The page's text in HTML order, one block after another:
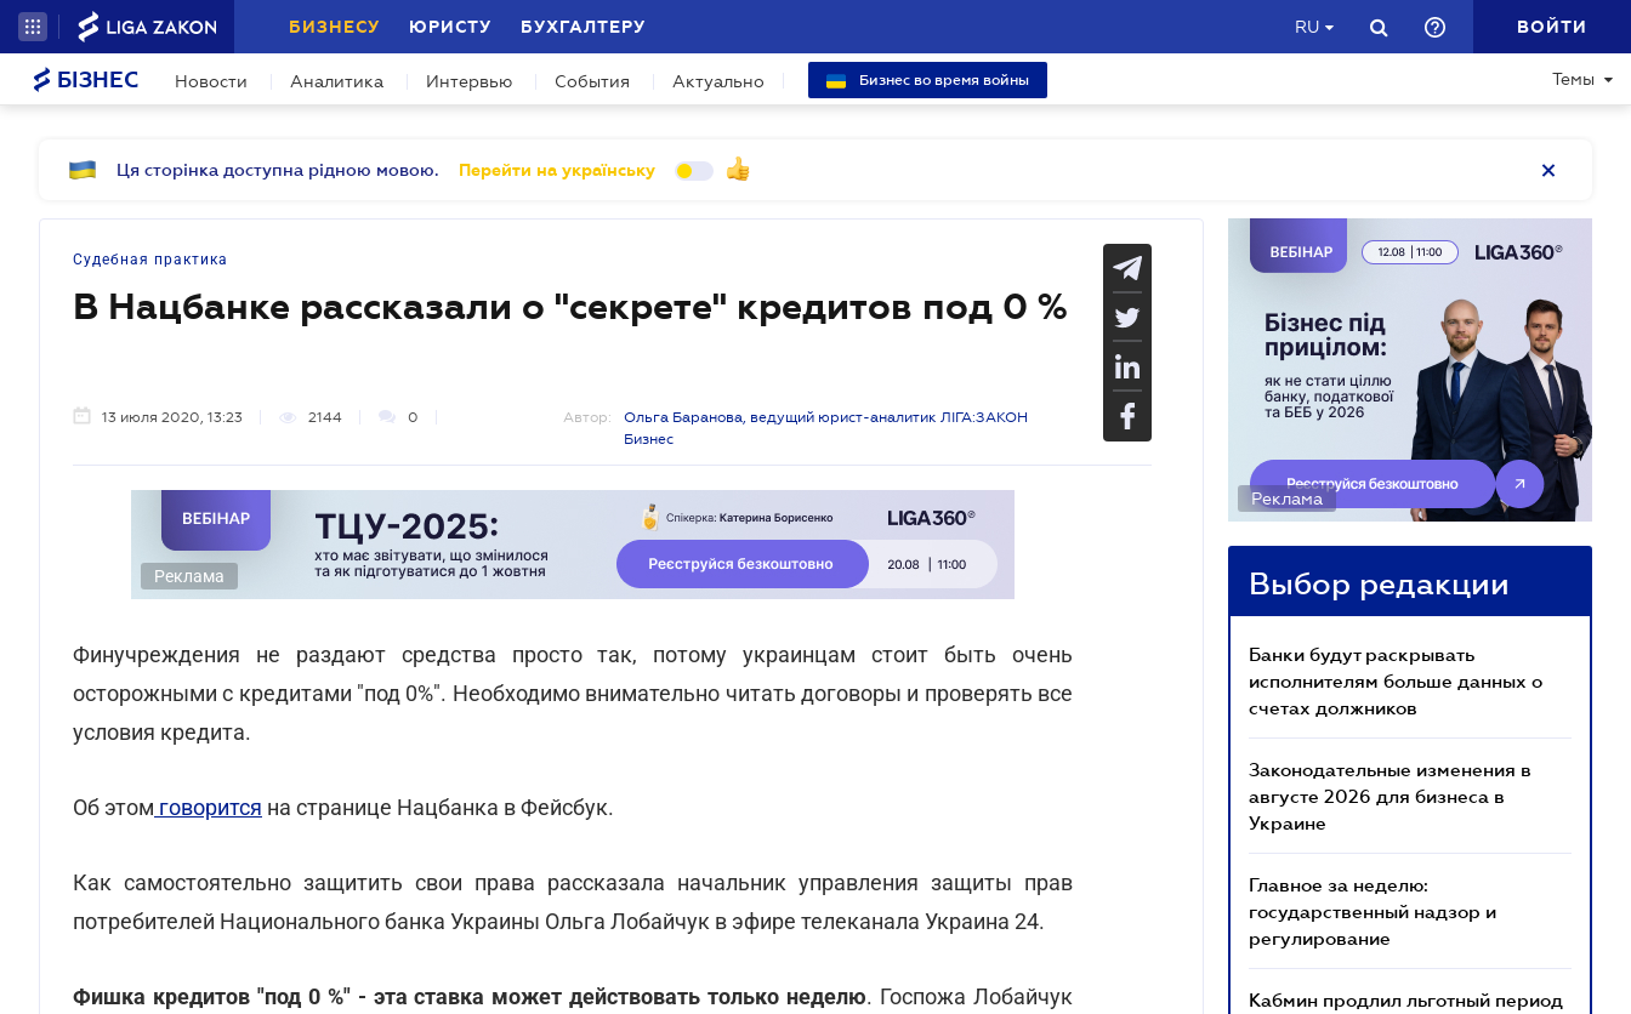
БИЗНЕСУ ЮРИСТУ БУХГАЛТЕРУ RU ВОЙТИ
БІЗНЕС Новости Аналитика Интервью События Актуально Бизнес во время войны Темы
Ця сторінка доступна рідною мовою. Перейти на українську
Судебная практика
В Нацбанке рассказали о "секрете" кредитов под 0 %
13 июля 2020, 13:23 2144 0 Автор:
Ольга Баранова, ведущий юрист-аналитик ЛІГА:ЗАКОН
Бизнес
Реклама
Финучреждения не раздают средства просто так, потому украинцам стоит быть очень
осторожными с кредитами "под 0%". Необходимо внимательно читать договоры и проверять все
условия кредита.
Об этом говорится на странице Нацбанка в Фейсбук.
Как самостоятельно защитить свои права рассказала начальник управления защиты прав
потребителей Национального банка Украины Ольга Лобайчук в эфире телеканала Украина 24.
Фишка кредитов "под 0 %" - эта ставка может действовать только неделю. Госпожа Лобайчук
Реклама
Выбор редакции
Банки будут раскрывать
исполнителям больше данных о
счетах должников
Законодательные изменения в
августе 2026 для бизнеса в
Украине
Главное за неделю:
государственный надзор и
регулирование
Кабмин продлил льготный период